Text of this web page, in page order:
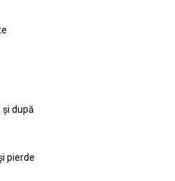
după
pierde